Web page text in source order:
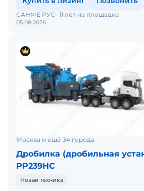
05.08.2026
САНМЕ РУС 11 лет на площадке
Москва и ещё 34 города
Дробилка (дробильная
РР239HC
Новая техника